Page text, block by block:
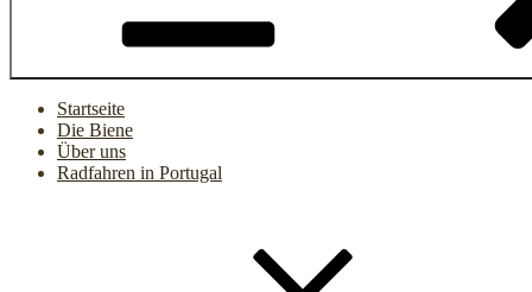
Startseite
Die Biene
Über uns
Radfahren in Portugal